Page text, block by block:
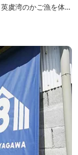
虞湾のかご漁を体験
た魚を食べること